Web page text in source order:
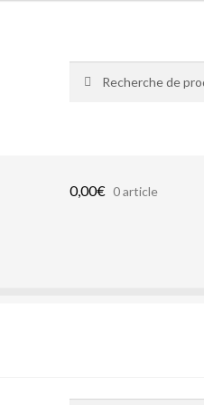
pour :
0,00€ 0 article